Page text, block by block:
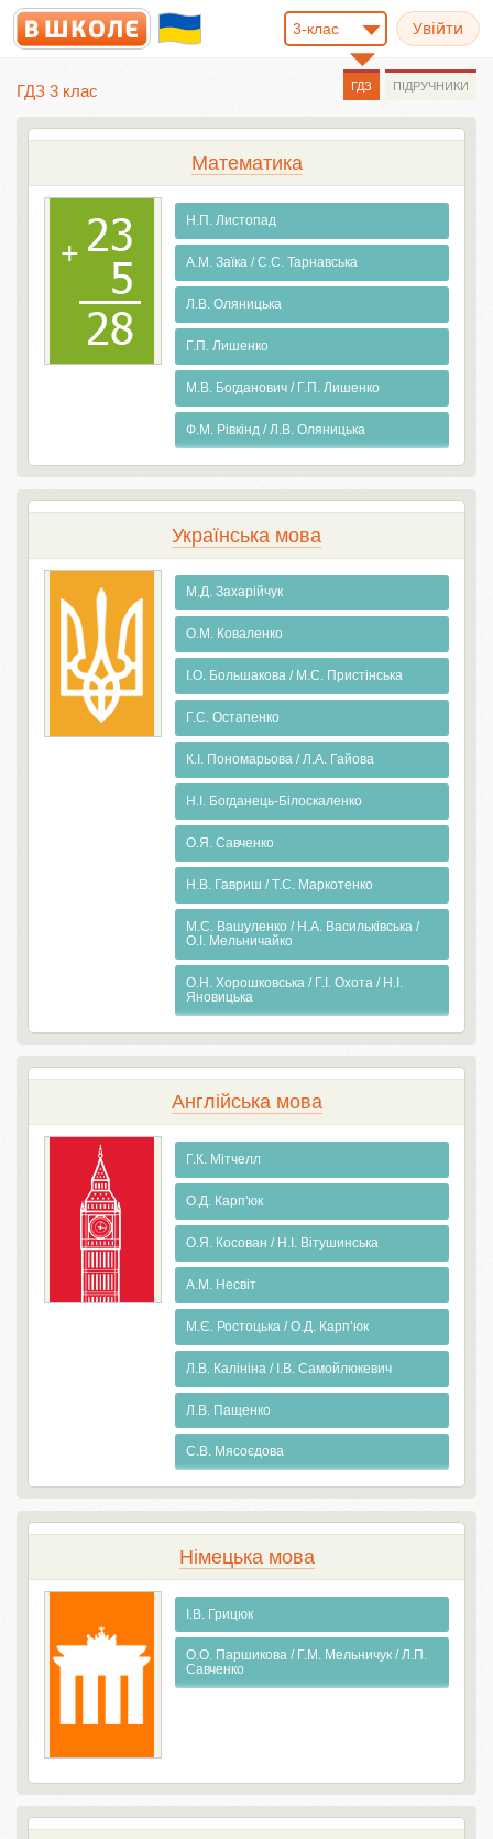
3-клас
ГДЗ 3 клас ПІДРУЧНИКИ
ГДЗ
Математика
Н.П. Листопад
А.М. Заїка / С.С. Тарнавська
Л.В. Оляницька
Г.П. Лишенко
М.В. Богданович / Г.П. Лишенко
Ф.М. Рівкінд / Л.В. Оляницька
Українська мова
М.Д. Захарійчук
О.М. Коваленко
І.О. Большакова / М.С. Пристінська
Г.С. Остапенко
К.І. Пономарьова / Л.А. Гайова
Н.І. Богданець-Білоскаленко
О.Я. Савченко
Н.В. Гавриш / Т.С. Маркотенко
М.С. Вашуленко / Н.А. Васильківська /
О.І. Мельничайко
О.Н. Хорошковська / Г.І. Охота / Н.І.
Яновицька
Англiйська мова
Г.К. Мітчелл
О.Д. Карп'юк
О.Я. Косован / Н.І. Вітушинська
А.М. Несвіт
М.Є. Ростоцька / О.Д. Карп’юк
Л.В. Калініна / І.В. Самойлюкевич
Л.В. Пащенко
С.В. Мясоєдова
Німецька мова
І.В. Грицюк
О.О. Паршикова / Г.М. Мельничук / Л.П.
Савченко